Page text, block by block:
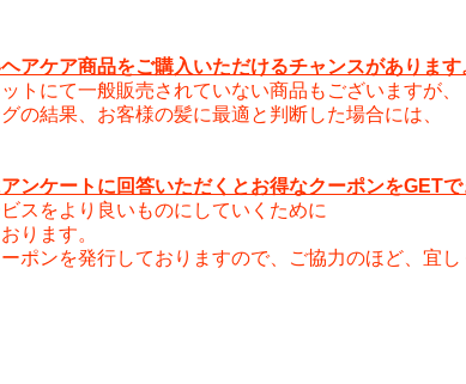
アケア商品をご購入いただけるチャンスがあります
にて一般販売されていない商品もございますが、
結果、お客様の髪に最適と判断した場合には、
ンケートに回答いただくとお得なクーポンをGETで
をより良いものにしていくために
ります。
ンを発行しておりますので、ご協力のほど、宜し